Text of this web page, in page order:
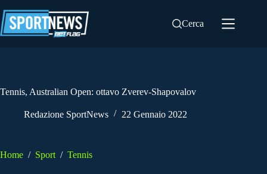
al
contenuto
Cerca
Tennis, Australian Open: ottavo Zverev-Shapovalov
Redazione SportNews 22 Gennaio 2022
Home / Sport / Tennis